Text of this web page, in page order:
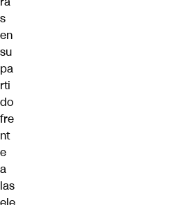
s
en
su
pa
rti
do
fre
nt
e
a
las